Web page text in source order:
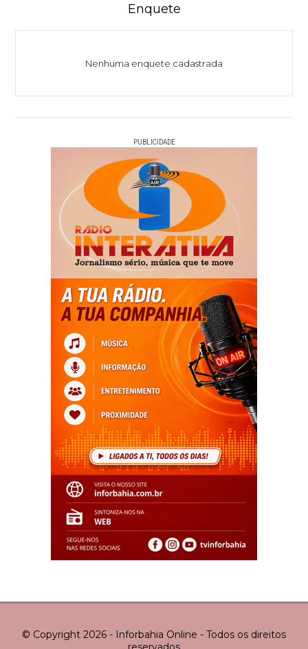
Enquete
Nenhuma enquete cadastrada
PUBLICIDADE
© Copyright 2026 - Inforbahia Online - Todos os direitos